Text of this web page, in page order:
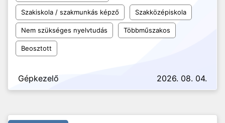
Szakiskola / szakmunkás képző Szakközépiskola
Nem szükséges nyelvtudás Többműszakos
Beosztott
Gépkezelő 2026. 08. 04.